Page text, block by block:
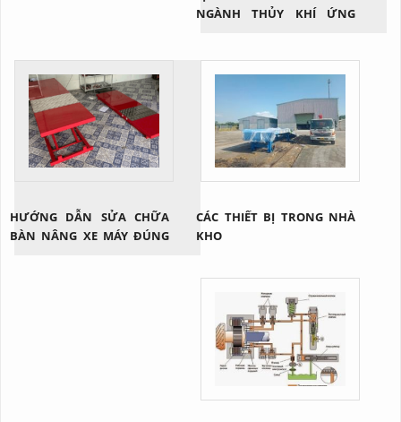
NGÀNH THỦY KHÍ ỨNG
HƯỚNG DẪN SỬA CHỮA
BÀN NÂNG XE MÁY ĐÚNG
CÁC THIẾT BỊ TRONG NHÀ
KHO